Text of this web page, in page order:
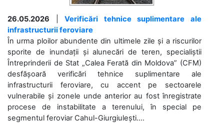
26.05.2026 |Verificări tehnice suplimentare ale
infrastructurii feroviare
În urma ploilor abundente din ultimele zile și a riscurilor
sporite de inundații și alunecări de teren, specialiștii
Întreprinderii de Stat „Calea Ferată din Moldova” (CFM)
desfășoară verificări tehnice suplimentare ale
infrastructurii feroviare, cu accent pe sectoarele
vulnerabile și zonele unde anterior au fost înregistrate
procese de instabilitate a terenului, în special pe
segmentul feroviar Cahul-Giurgiulești....